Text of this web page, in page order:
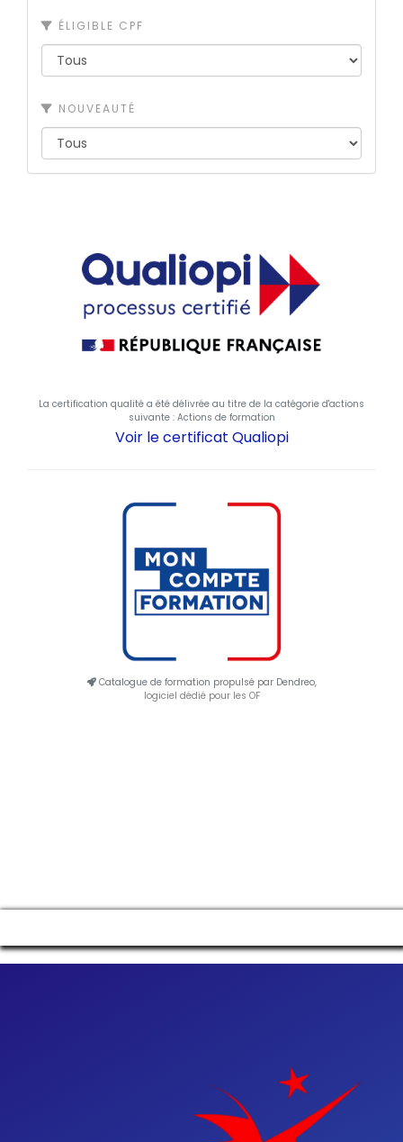
ÉLIGIBLE CPF
NOUVEAUTÉ
La certification qualité a été délivrée au titre de la catégorie d'actions
suivante : Actions de formation
Voir le certificat Qualiopi
Catalogue de formation propulsé par Dendreo,
logiciel dédié pour les OF